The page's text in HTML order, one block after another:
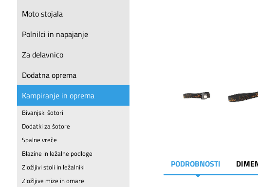
Moto stojala
Polnilci in napajanje
Za delavnico
Dodatna oprema
Kampiranje in oprema
Bivanjski šotori
Dodatki za šotore
Spalne vreče
Blazine in ležalne podloge
Zložljivi stoli in ležalniki
Zložljive mize in omare
PODROBNOSTI